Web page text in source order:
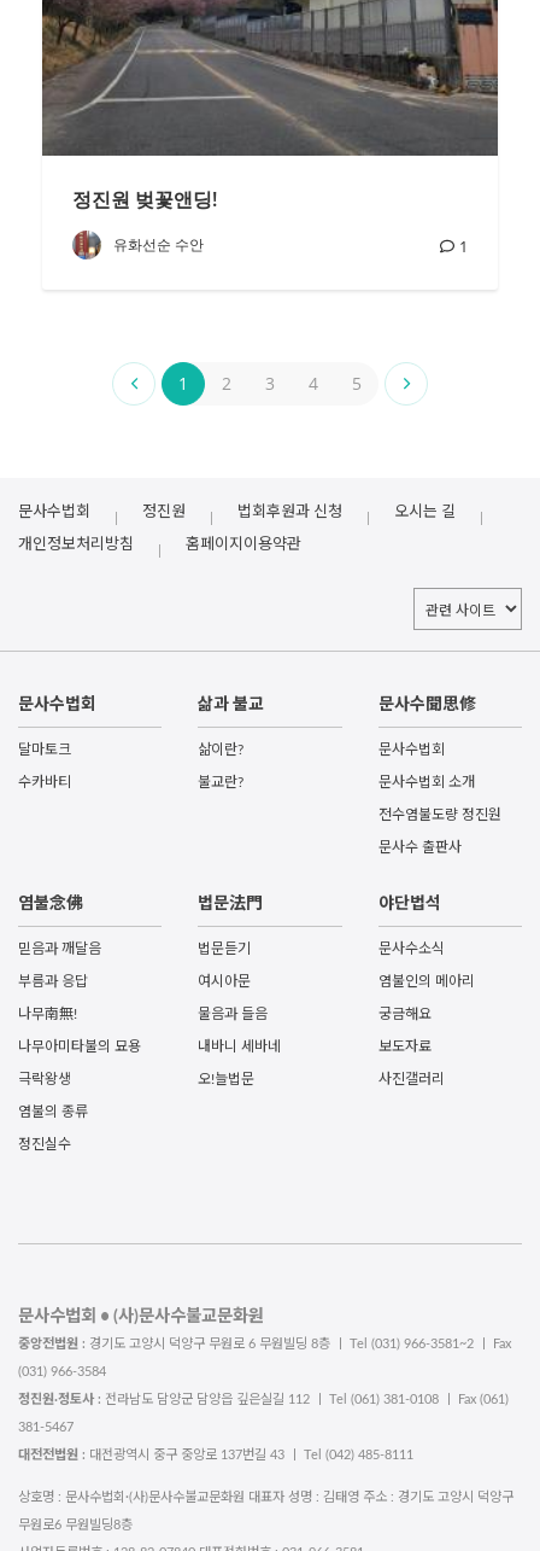
정진원 벚꽃앤딩!
유화선순 수안 1
1 2 3 4 5
문사수법회 정진원 법회후원과 신청 오시는 길
개인정보처리방침 홈페이지이용약관
문사수법회
달마토크
수카바티
삶과 불교
삶이란?
불교란?
문사수聞思修
문사수법회
문사수법회 소개
전수염불도량 정진원
문사수 출판사
염불念佛
믿음과 깨달음
부름과 응답
나무南無!
나무아미타불의 묘용
극락왕생
염불의 종류
정진실수
법문法門
법문듣기
여시아문
물음과 들음
내바니 세바네
오!늘법문
야단법석
문사수소식
염불인의 메아리
궁금해요
보도자료
사진갤러리
문사수법회 • (사)문사수불교문화원
중앙전법원 : 경기도 고양시 덕양구 무원로 6 무원빌딩 8층 ㅣ Tel (031) 966-3581~2 ㅣ Fax
(031) 966-3584
정진원·정토사 : 전라남도 담양군 담양읍 깊은실길 112 ㅣ Tel (061) 381-0108 ㅣ Fax (061)
381-5467
대전전법원 : 대전광역시 중구 중앙로 137번길 43 ㅣ Tel (042) 485-8111
상호명 : 문사수법회·(사)문사수불교문화원 대표자 성명 : 김태영 주소 : 경기도 고양시 덕양구
무원로6 무원빌딩8층